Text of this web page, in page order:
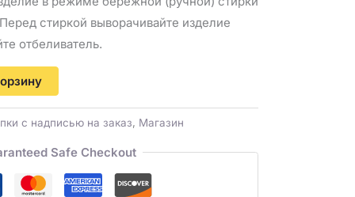
стиркой выворачивайте изделие
отбеливатель.
с надписью на заказ, Магазин
Safe Checkout